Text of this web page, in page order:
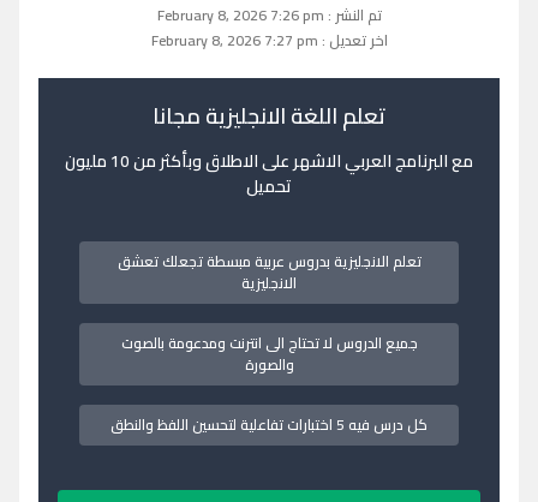
تم النشر : February 8, 2026 7:26 pm
اخر تعديل : February 8, 2026 7:27 pm
تعلم اللغة الانجليزية مجانا
مع البرنامج العربي الاشهر على الاطلاق وبأكثر من 10 مليون
تحميل
تعلم الانجليزية بدروس عربية مبسطة تجعلك تعشق
الانجليزية
جميع الدروس لا تحتاج الى انترنت ومدعومة بالصوت
والصورة
كل درس فيه 5 اختبارات تفاعلية لتحسين اللفظ والنطق